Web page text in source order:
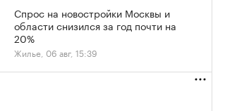
Спрос на новостройки Москвы и
области снизился за год почти на
20%
Жилье, 06 авг, 15:39